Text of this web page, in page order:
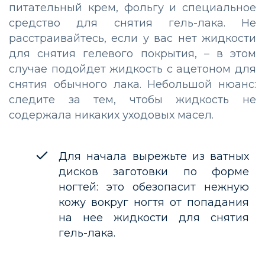
питательный крем, фольгу и специальное
средство для снятия гель-лака. Не
расстраивайтесь, если у вас нет жидкости
для снятия гелевого покрытия, – в этом
случае подойдет жидкость с ацетоном для
снятия обычного лака. Небольшой нюанс:
следите за тем, чтобы жидкость не
содержала никаких уходовых масел.
Для начала вырежьте из ватных
дисков заготовки по форме
ногтей: это обезопасит нежную
кожу вокруг ногтя от попадания
на нее жидкости для снятия
гель-лака.